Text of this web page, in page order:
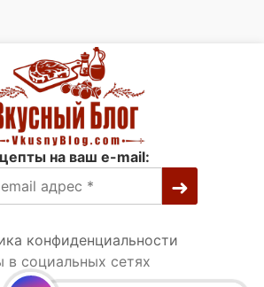
на ваш e-mail:
конфиденциальности
в социальных сетях